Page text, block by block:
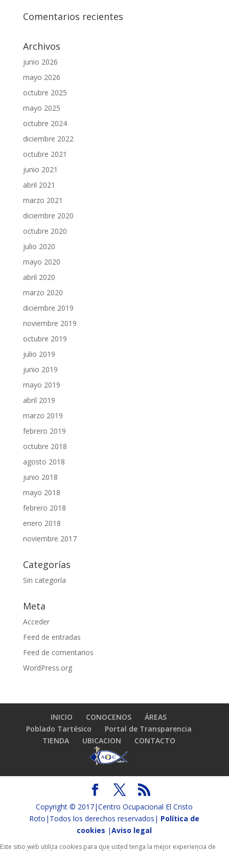
Comentarios recientes
Archivos
junio 2026
mayo 2026
octubre 2025
mayo 2025
octubre 2024
diciembre 2022
octubre 2021
junio 2021
abril 2021
marzo 2021
diciembre 2020
octubre 2020
julio 2020
mayo 2020
abril 2020
marzo 2020
diciembre 2019
noviembre 2019
octubre 2019
julio 2019
junio 2019
mayo 2019
abril 2019
marzo 2019
febrero 2019
octubre 2018
agosto 2018
junio 2018
mayo 2018
febrero 2018
enero 2018
noviembre 2017
Categorías
Sin categoría
Meta
Acceder
Feed de entradas
Feed de comentarios
WordPress.org
INICIO CONOCENOS
ÁREAS
Poblado Tartésico
Portal de Transparencia
TIENDA
UBICACION CONTACTO
Copyright © 2017|Centro Ocupacional El Cristo
Roto|Todos los derechos reservados| Política de
cookies |Aviso legal
Este sitio web utiliza cookies para que usted tenga la mejor experiencia de